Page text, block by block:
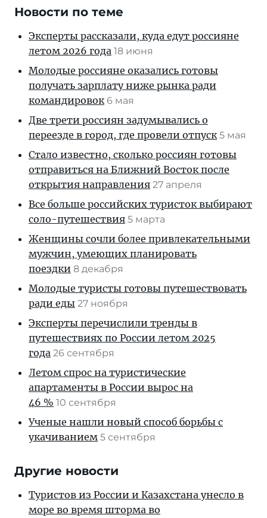
Новости по теме
Эксперты рассказали, куда едут россияне
летом 2026 года 18 июня
Молодые россияне оказались готовы
получать зарплату ниже рынка ради
командировок 6 мая
Две трети россиян задумывались о
переезде в город, где провели отпуск 5 мая
Стало известно, сколько россиян готовы
отправиться на Ближний Восток после
открытия направления 27 апреля
Все больше российских туристок выбирают
соло-путешествия 5 марта
Женщины сочли более привлекательными
мужчин, умеющих планировать
поездки 8 декабря
Молодые туристы готовы путешествовать
ради еды 27 ноября
Эксперты перечислили тренды в
путешествиях по России летом 2025
года 26 сентября
Летом спрос на туристические
апартаменты в России вырос на
46 % 10 сентября
Ученые нашли новый способ борьбы с
укачиванием 5 сентября
Другие новости
Туристов из России и Казахстана унесло в
море во время шторма во